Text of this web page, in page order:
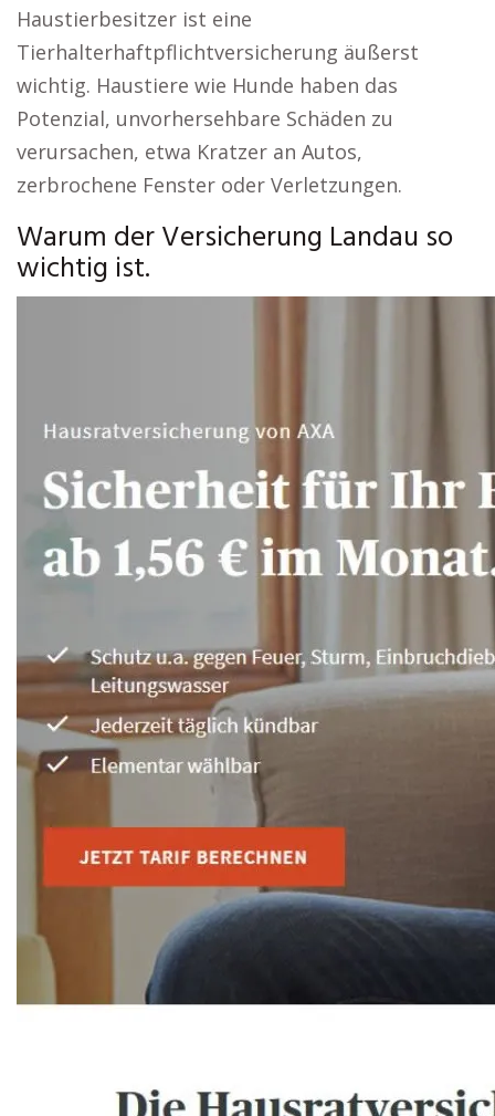
Haustierbesitzer ist eine
Tierhalterhaftpflichtversicherung äußerst
wichtig. Haustiere wie Hunde haben das
Potenzial, unvorhersehbare Schäden zu
verursachen, etwa Kratzer an Autos,
zerbrochene Fenster oder Verletzungen.
Warum der Versicherung Landau so
wichtig ist.